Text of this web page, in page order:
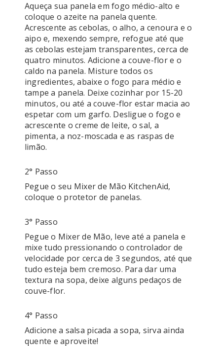
Aqueça sua panela em fogo médio-alto e
coloque o azeite na panela quente.
Acrescente as cebolas, o alho, a cenoura e o
aipo e, mexendo sempre, refogue até que
as cebolas estejam transparentes, cerca de
quatro minutos. Adicione a couve-flor e o
caldo na panela. Misture todos os
ingredientes, abaixe o fogo para médio e
tampe a panela. Deixe cozinhar por 15-20
minutos, ou até a couve-flor estar macia ao
espetar com um garfo. Desligue o fogo e
acrescente o creme de leite, o sal, a
pimenta, a noz-moscada e as raspas de
limão.
2° Passo
Pegue o seu Mixer de Mão KitchenAid,
coloque o protetor de panelas.
3° Passo
Pegue o Mixer de Mão, leve até a panela e
mixe tudo pressionando o controlador de
velocidade por cerca de 3 segundos, até que
tudo esteja bem cremoso. Para dar uma
textura na sopa, deixe alguns pedaços de
couve-flor.
4° Passo
Adicione a salsa picada a sopa, sirva ainda
quente e aproveite!